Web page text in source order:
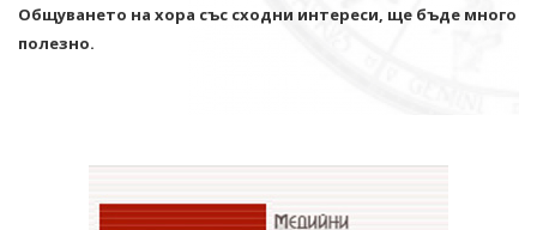
Общуването на хора със сходни интереси, ще бъде много
полезно.